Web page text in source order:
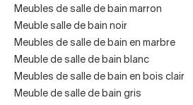
Finalement, si vous aimez les styles
rustique et que votre salle de bains
pensez à l’option d'installer l'un de
bains sur pieds.
Meubles de salle de bain marron
Meuble salle de bain noir
Meubles de salle de bain en marbre
Meuble de salle de bain blanc
Meubles de salle de bain en bois clair
Meuble de salle de bain gris